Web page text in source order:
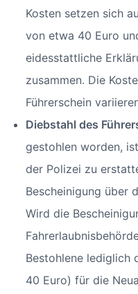
Kosten setzen sich
von etwa 40 Euro
eidesstattliche
zusammen. Die
Führerschein
Diebstahl des
gestohlen worden,
der Polizei zu
Bescheinigung über
Wird die
Bestohlene lediglich
40 Euro) für die